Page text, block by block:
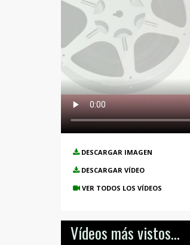
DESCARGAR IMAGEN
DESCARGAR VÍDEO
VER TODOS LOS VÍDEOS
Vídeos más vistos...